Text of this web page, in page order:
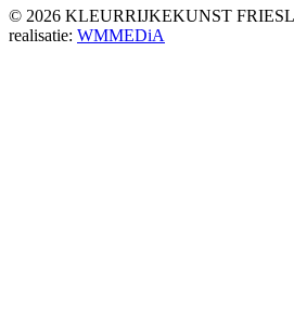
© 2026 KLEURRIJKEKUNST
realisatie: WMMEDiA